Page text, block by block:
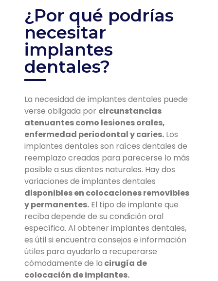
¿Por qué podrías
necesitar
implantes
dentales?
La necesidad de implantes dentales puede
verse obligada por circunstancias
atenuantes como lesiones orales,
enfermedad periodontal y caries. Los
implantes dentales son raíces dentales de
reemplazo creadas para parecerse lo más
posible a sus dientes naturales. Hay dos
variaciones de implantes dentales
disponibles en colocaciones removibles
y permanentes. El tipo de implante que
reciba depende de su condición oral
específica. Al obtener implantes dentales,
es útil si encuentra consejos e información
útiles para ayudarlo a recuperarse
cómodamente de la cirugía de
colocación de implantes.